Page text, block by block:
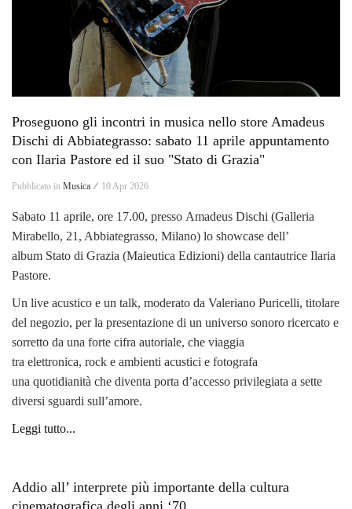
Proseguono gli incontri in musica nello store Amadeus
Dischi di Abbiategrasso: sabato 11 aprile appuntamento
con Ilaria Pastore ed il suo "Stato di Grazia"
Pubblicato in Musica ⁄ 10 Apr 2026
Sabato 11 aprile, ore 17.00, presso Amadeus Dischi (Galleria
Mirabello, 21, Abbiategrasso, Milano) lo showcase dell’
album Stato di Grazia (Maieutica Edizioni) della cantautrice Ilaria
Pastore.
Un live acustico e un talk, moderato da Valeriano Puricelli, titolare
del negozio, per la presentazione di un universo sonoro ricercato e
sorretto da una forte cifra autoriale, che viaggia
tra elettronica, rock e ambienti acustici e fotografa
una quotidianità che diventa porta d’accesso privilegiata a sette
diversi sguardi sull’amore.
Leggi tutto...
Addio all’ interprete più importante della cultura